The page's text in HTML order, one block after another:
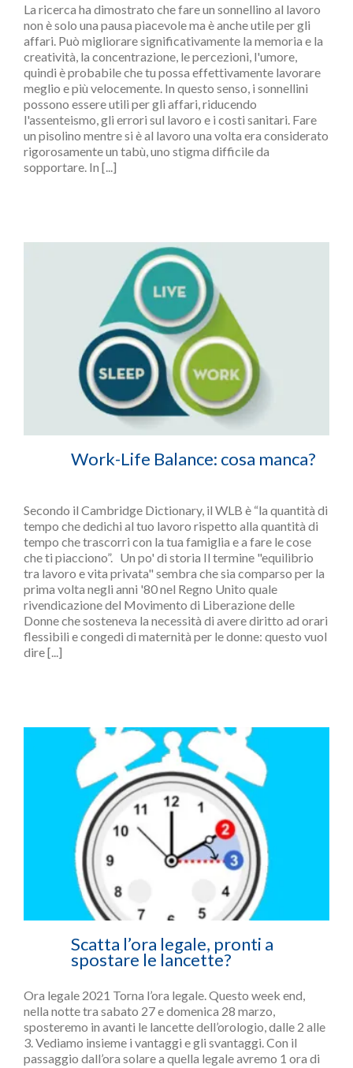
La ricerca ha dimostrato che fare un sonnellino al lavoro
non è solo una pausa piacevole ma è anche utile per gli
affari. Può migliorare significativamente la memoria e la
creatività, la concentrazione, le percezioni, l'umore,
quindi è probabile che tu possa effettivamente lavorare
meglio e più velocemente. In questo senso, i sonnellini
possono essere utili per gli affari, riducendo
l'assenteismo, gli errori sul lavoro e i costi sanitari. Fare
un pisolino mentre si è al lavoro una volta era considerato
rigorosamente un tabù, uno stigma difficile da
sopportare. In [...]
Work-Life Balance: cosa manca?
Secondo il Cambridge Dictionary, il WLB è “la quantità di
tempo che dedichi al tuo lavoro rispetto alla quantità di
tempo che trascorri con la tua famiglia e a fare le cose
che ti piacciono”. Un po' di storia Il termine "equilibrio
tra lavoro e vita privata" sembra che sia comparso per la
prima volta negli anni '80 nel Regno Unito quale
rivendicazione del Movimento di Liberazione delle
Donne che sosteneva la necessità di avere diritto ad orari
flessibili e congedi di maternità per le donne: questo vuol
dire [...]
Scatta l’ora legale, pronti a
spostare le lancette?
Ora legale 2021 Torna l’ora legale. Questo week end,
nella notte tra sabato 27 e domenica 28 marzo,
sposteremo in avanti le lancette dell’orologio, dalle 2 alle
3. Vediamo insieme i vantaggi e gli svantaggi. Con il
passaggio dall’ora solare a quella legale avremo 1 ora di